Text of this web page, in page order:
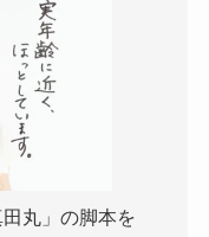
丸」の脚本を